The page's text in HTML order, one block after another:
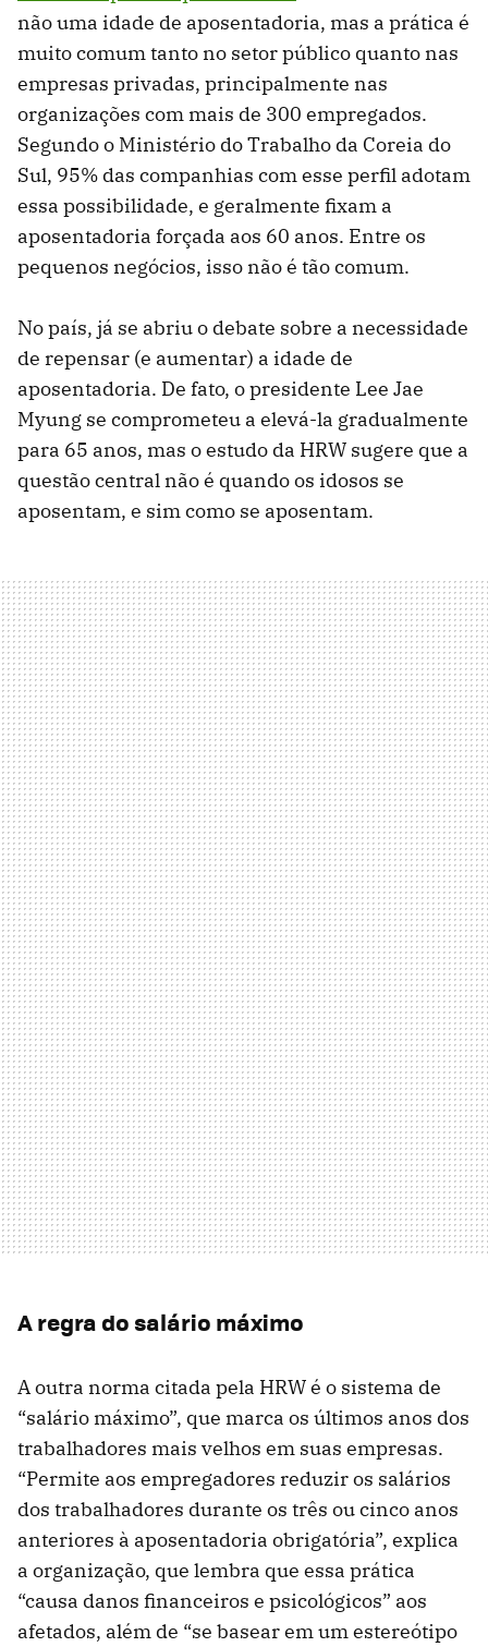
não uma idade de aposentadoria, mas a prática é
muito comum tanto no setor público quanto nas
empresas privadas, principalmente nas
organizações com mais de 300 empregados.
Segundo o Ministério do Trabalho da Coreia do
Sul, 95% das companhias com esse perfil adotam
essa possibilidade, e geralmente fixam a
aposentadoria forçada aos 60 anos. Entre os
pequenos negócios, isso não é tão comum.
No país, já se abriu o debate sobre a necessidade
de repensar (e aumentar) a idade de
aposentadoria. De fato, o presidente Lee Jae
Myung se comprometeu a elevá-la gradualmente
para 65 anos, mas o estudo da HRW sugere que a
questão central não é quando os idosos se
aposentam, e sim como se aposentam.
A regra do salário máximo
A outra norma citada pela HRW é o sistema de
“salário máximo”, que marca os últimos anos dos
trabalhadores mais velhos em suas empresas.
“Permite aos empregadores reduzir os salários
dos trabalhadores durante os três ou cinco anos
anteriores à aposentadoria obrigatória”, explica
a organização, que lembra que essa prática
“causa danos financeiros e psicológicos” aos
afetados, além de “se basear em um estereótipo